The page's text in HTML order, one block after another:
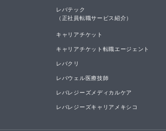
レバテック
（正社員転職サービス紹介）
キャリアチケット
キャリアチケット転職エージェント
レバクリ
レバウェル医療技師
レバレジーズメディカルケア
レバレジーズキャリアメキシコ